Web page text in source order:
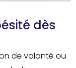
dès
de volonté ou